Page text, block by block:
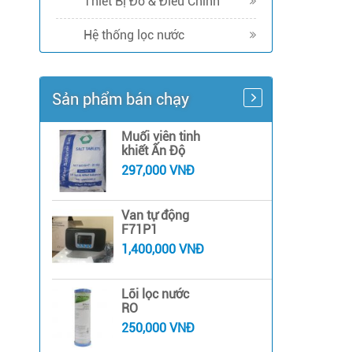
Hệ thống lọc nước
Sản phẩm bán chạy
Muối viên tinh
khiết Ấn Độ
297,000 VNĐ
Van tự động
F71P1
1,400,000 VNĐ
Lõi lọc nước
RO
250,000 VNĐ